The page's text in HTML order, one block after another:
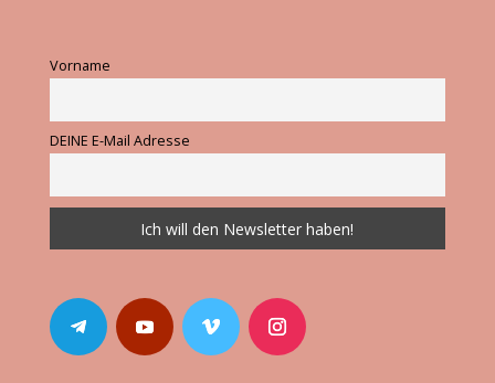
Vorname
DEINE E-Mail Adresse